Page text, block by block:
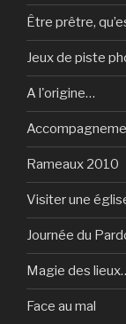
Être prêtre,
Jeux de piste
A l'origine…
Rameaux 2010
Visiter une
Journée du
Magie des
Face au mal